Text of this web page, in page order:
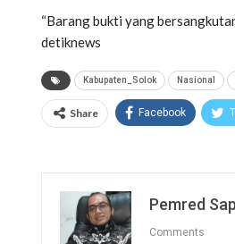
“Barang bukti yang
detiknews
Kabupaten_Solok Nasional
Share Facebook
Pemred
Comments